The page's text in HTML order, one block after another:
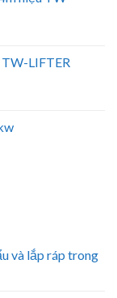
LIFTER
và lắp ráp trong